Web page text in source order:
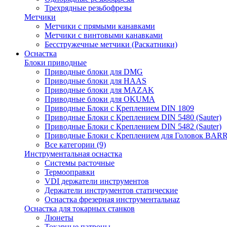
Трехрядные резьбофрезы
Метчики
Метчики с прямыми канавками
Метчики с винтовыми канавками
Бесстружечные метчики (Раскатники)
Оснастка
Блоки приводные
Приводные блоки для DMG
Приводные блоки для HAAS
Приводные блоки для MAZAK
Приводные блоки для OKUMA
Приводные Блоки с Креплением DIN 1809
Приводные Блоки с Креплением DIN 5480 (Sauter)
Приводные Блоки с Креплением DIN 5482 (Sauter)
Приводные Блоки с Креплением для Головок
Все категории (9)
Инструментальная оснастка
Системы расточные
Термооправки
VDI держатели инструментов
Держатели инструментов статические
Оснастка фрезерная инструментальнаz
Оснастка для токарных станков
Люнеты